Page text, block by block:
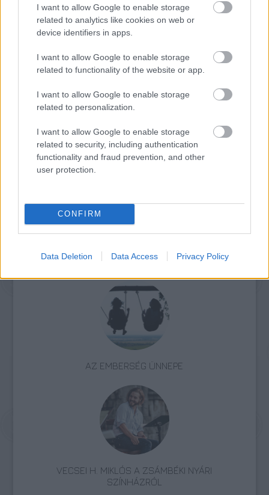
I want to allow Google to enable storage
related to analytics like cookies on web or
device identifiers in apps.
I want to allow Google to enable storage
related to functionality of the website or app.
I want to allow Google to enable storage
related to personalization.
I want to allow Google to enable storage
related to security, including authentication
functionality and fraud prevention, and other
user protection.
CONFIRM
Data Deletion Data Access Privacy Policy
Alkotótárs: Lukács Máté, Mészáros Ágnes,
Sona Bellerová
Fény: Lukács Sebestyén
Jegyfoglalás:info@artus.hu
Színház Nő Kompánia Színházi Társulat
IDEJE VAN A FÉNYNEK – A BALTAZÁR SZÍNHÁZ
ÉS AZ ARTUS STÚDIÓ KÖZÖS ELŐADÁSA
AZ EMBERSÉG ÜNNEPE
VECSEI H. MIKLÓS A ZSÁMBÉKI NYÁRI
SZÍNHÁZRÓL